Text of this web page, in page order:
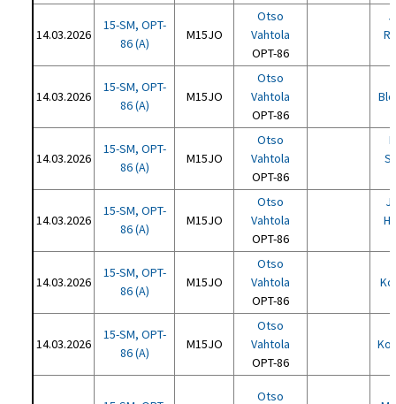
14.03.2026
15-SM, OPT-
86 (A)
M15JO
Otso
Vahtola
OPT-86
14.03.2026
15-SM, OPT-
86 (A)
M15JO
Otso
Vahtola
OPT-86
14.03.2026
15-SM, OPT-
86 (A)
M15JO
Otso
Vahtola
OPT-86
14.03.2026
15-SM, OPT-
86 (A)
M15JO
Otso
Vahtola
OPT-86
14.03.2026
15-SM, OPT-
86 (A)
M15JO
Otso
Vahtola
OPT-86
14.03.2026
15-SM, OPT-
86 (A)
M15JO
Otso
Vahtola
OPT-86
Otso